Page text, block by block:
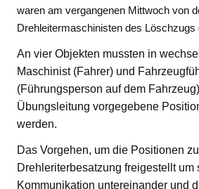
waren am vergangenen Mittwoch von
Drehleitermaschinisten des Löschzugs
An vier Objekten mussten in
Maschinist (Fahrer) und
(Führungsperson auf dem
Übungsleitung vorgegebene
werden.
Das Vorgehen, um die Positionen
Drehleriterbesatzung freigestellt um
Kommunikation untereinander und